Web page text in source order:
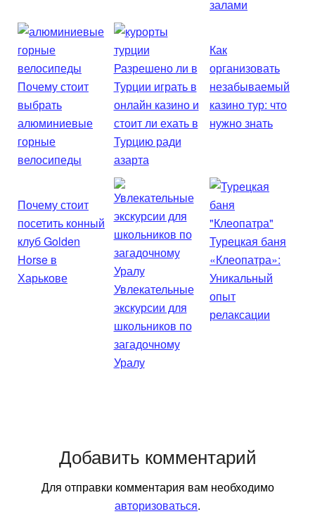
залами
Почему стоит
выбрать
алюминиевые
горные
велосипеды
Разрешено ли в
Турции играть в
онлайн казино и
стоит ли ехать в
Турцию ради
азарта
Как
организовать
незабываемый
казино тур: что
нужно знать
Почему стоит
посетить конный
клуб Golden
Horse в
Харькове
Увлекательные
экскурсии для
школьников по
загадочному
Уралу
Турецкая баня
«Клеопатра»:
Уникальный
опыт
релаксации
Добавить комментарий
Для отправки комментария вам необходимо
авторизоваться.